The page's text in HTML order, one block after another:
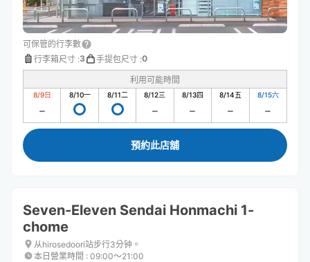
可保管的行李數
行李箱尺寸 :3 手提包尺寸 :0
利用可能時間
8/9日 8/10一 8/11二 8/12三 8/13四 8/14五 8/15六
預約此店舖
Seven-Eleven Sendai Honmachi 1-
chome
从hirosedoori站步行3分钟。
本日營業時間 : 09:00〜21:00